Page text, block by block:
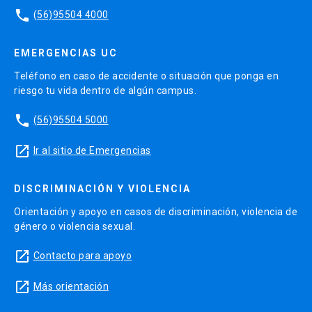
phone (56)95504 4000
EMERGENCIAS UC
Teléfono en caso de accidente o situación que ponga en
riesgo tu vida dentro de algún campus.
phone (56)95504 5000
launch Ir al sitio de Emergencias
DISCRIMINACIÓN Y VIOLENCIA
Orientación y apoyo en casos de discriminación, violencia de
género o violencia sexual.
launch Contacto para apoyo
launch Más orientación